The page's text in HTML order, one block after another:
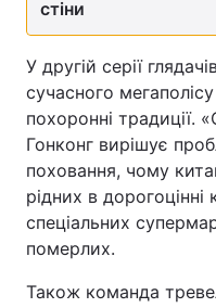
стіни
У другій серії
сучасного
похоронні традиції.
Гонконг вирішує
поховання, чому
рідних в
спеціальних
померлих.
Також команда